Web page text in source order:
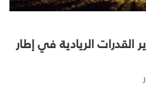
الريادية في إطار